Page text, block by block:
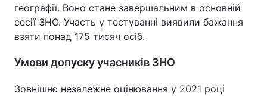
Головна Війна
Україна Політика
Економіка Світ
Спорт Наука
географії. Воно стане завершальним в основній
сесії ЗНО. Участь у тестуванні виявили бажання
взяти понад 175 тисяч осіб.
Умови допуску учасників ЗНО
Зовнішнє незалежне оцінювання у 2021 році